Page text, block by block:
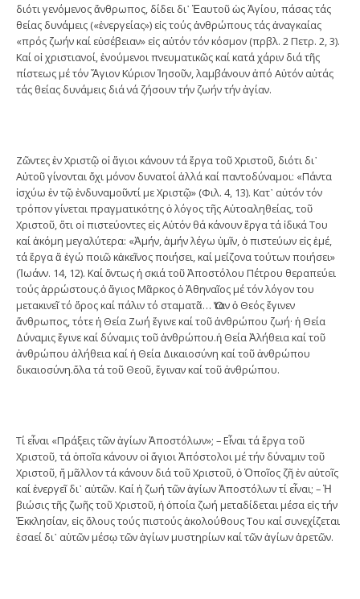
διότι γενόμενος ἄνθρωπος, δίδει δι᾽ Ἑαυτοῦ ὡς Ἁγίου, πάσας τάς
θείας δυνάμεις («ἐνεργείας») εἰς τούς ἀνθρώπους τάς ἀναγκαίας
«πρός ζωήν καί εὐσέβειαν» εἰς αὐτόν τόν κόσμον (πρβλ. 2 Πετρ. 2, 3).
Καί οἱ χριστιανοί, ἑνούμενοι πνευματικῶς καί κατά χάριν διά τῆς
πίστεως μέ τόν Ἅγιον Κύριον Ἰησοῦν, λαμβάνουν ἀπό Αὐτόν αὐτάς
τάς θείας δυνάμεις διά νά ζήσουν τήν ζωήν τήν ἁγίαν.
Ζῶντες ἐν Χριστῷ οἱ ἅγιοι κάνουν τά ἔργα τοῦ Χριστοῦ, διότι δι᾽
Αὐτοῦ γίνονται ὄχι μόνον δυνατοί ἀλλά καί παντοδύναμοι: «Πάντα
ἰσχύω ἐν τῷ ἐνδυναμοῦντί με Χριστῷ» (Φιλ. 4, 13). Κατ᾽ αὐτόν τόν
τρόπον γίνεται πραγματικότης ὁ λόγος τῆς Αὐτοαληθείας, τοῦ
Χριστοῦ, ὅτι οἱ πιστεύοντες εἰς Αὐτόν θά κάνουν ἔργα τά ἰδικά Του
καί ἀκόμη μεγαλύτερα: «Ἀμήν, ἀμήν λέγω ὑμῖν, ὁ πιστεύων εἰς ἐμέ,
τά ἔργα ἅ ἐγώ ποιῶ κἀκεῖνος ποιήσει, καί μείζονα τούτων ποιήσει»
(Ἰωάνν. 14, 12). Καί ὄντως ἡ σκιά τοῦ Ἀποστόλου Πέτρου θεραπεύει
τούς ἀρρώστους.ὁ ἅγιος Μᾶρκος ὁ Ἀθηναῖος μέ τόν λόγον του
μετακινεῖ τό ὄρος καί πάλιν τό σταματᾶ… Ὅταν ὁ Θεός ἔγινεν
ἄνθρωπος, τότε ἡ Θεία Ζωή ἔγινε καί τοῦ ἀνθρώπου ζωή· ἡ Θεία
Δύναμις ἔγινε καί δύναμις τοῦ ἀνθρώπου.ἡ Θεία Ἀλήθεια καί τοῦ
ἀνθρώπου ἀλήθεια καί ἡ Θεία Δικαιοσύνη καί τοῦ ἀνθρώπου
δικαιοσύνη.ὅλα τά τοῦ Θεοῦ, ἔγιναν καί τοῦ ἀνθρώπου.
Τί εἶναι «Πράξεις τῶν ἁγίων Ἀποστόλων»; – Εἶναι τά ἔργα τοῦ
Χριστοῦ, τά ὁποῖα κάνουν οἱ ἅγιοι Ἀπόστολοι μέ τήν δύναμιν τοῦ
Χριστοῦ, ἤ μᾶλλον τά κάνουν διά τοῦ Χριστοῦ, ὁ Ὁποῖος ζῆ ἐν αὐτοῖς
καί ἐνεργεῖ δι᾽ αὐτῶν. Καί ἡ ζωή τῶν ἁγίων Ἀποστόλων τί εἶναι; – Ἡ
βιώσις τῆς ζωῆς τοῦ Χριστοῦ, ἡ ὁποία ζωή μεταδίδεται μέσα εἰς τήν
Ἐκκλησίαν, εἰς ὅλους τούς πιστούς ἀκολούθους Του καί συνεχίζεται
ἐσαεί δι᾽ αὐτῶν μέσῳ τῶν ἁγίων μυστηρίων καί τῶν ἁγίων ἀρετῶν.